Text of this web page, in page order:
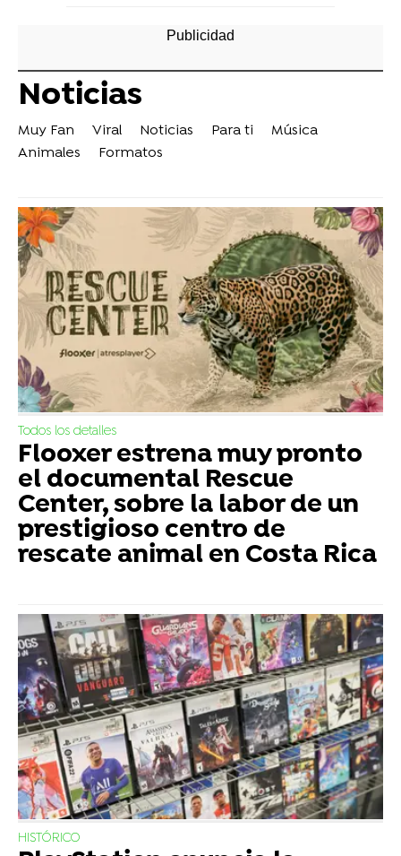
Noticias
Muy Fan Viral Noticias Para ti
Música
Animales
Formatos
Todos los detalles
Flooxer estrena muy pronto
el documental Rescue
Center, sobre la labor de un
prestigioso centro de
rescate animal en Costa Rica
HISTÓRICO